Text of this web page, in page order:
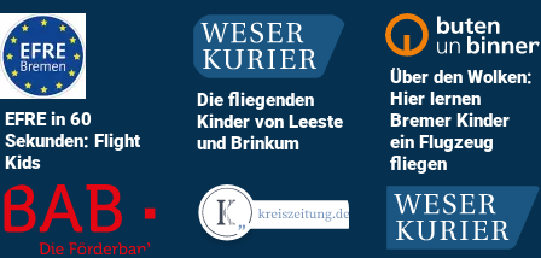
EFRE in 60
Sekunden: Flight
Kids
Die fliegenden
Kinder von Leeste
und Brinkum
Über den Wolken:
Hier lernen
Bremer Kinder
ein Flugzeug
fliegen